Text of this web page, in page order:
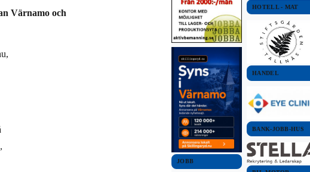
Värnamo och
JOBB
HOTELL - MAT
HANDEL
BANK-JOBB-HUS